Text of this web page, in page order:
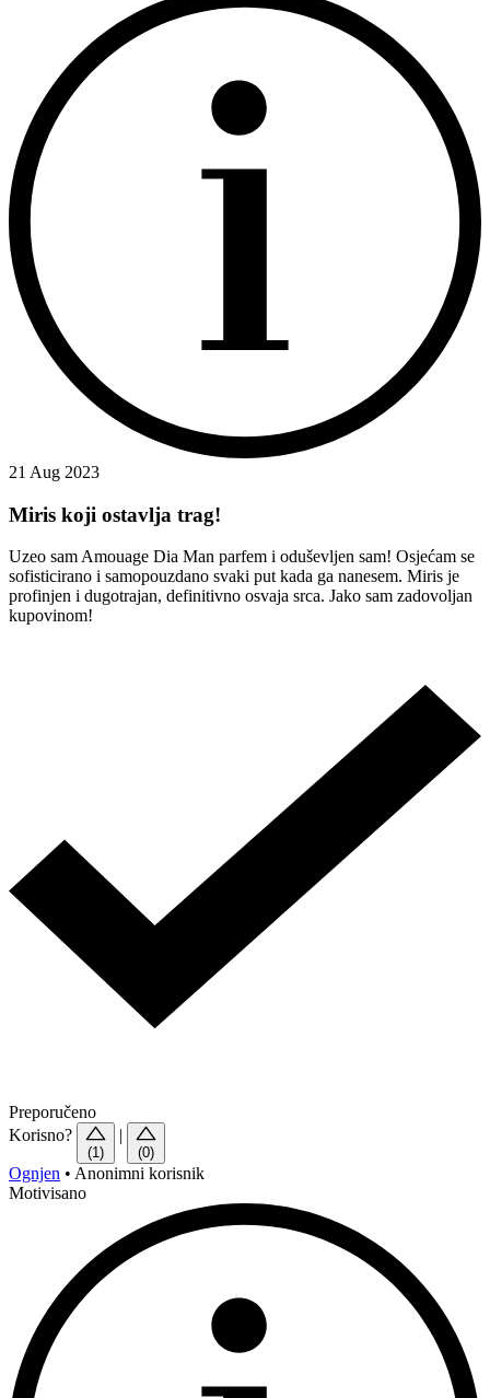
21 Aug 2023
Miris koji ostavlja trag!
Uzeo sam Amouage Dia Man parfem i oduševljen sam! Osjećam se
sofisticirano i samopouzdano svaki put kada ga nanesem. Miris je
profinjen i dugotrajan, definitivno osvaja srca. Jako sam zadovoljan
kupovinom!
Preporučeno
Korisno?
(1)
|
(0)
Ognjen • Anonimni korisnik
Motivisano